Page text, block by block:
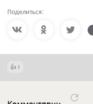
Поделиться:
1